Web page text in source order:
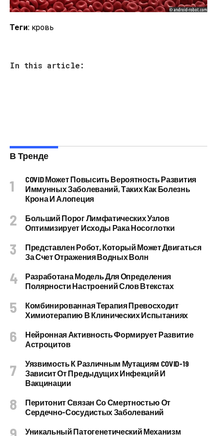
Теги: кровь
In this article:
В Тренде
COVID Может Повысить Вероятность Развития
Иммунных Заболеваний, Таких Как Болезнь
Крона И Алопеция
Больший Порог Лимфатических Узлов
Оптимизирует Исходы Рака Носоглотки
Представлен Робот, Который Может Двигаться
За Счет Отражения Водных Волн
Разработана Модель Для Определения
Полярности Настроений Слов Втекстах
Комбинированная Терапия Превосходит
Химиотерапию В Клинических Испытаниях
Нейронная Активность Формирует Развитие
Астроцитов
Уязвимость К Различным Мутациям COVID-19
Зависит От Предыдущих Инфекций И
Вакцинации
Перитонит Связан Со Смертностью От
Сердечно-Сосудистых Заболеваний
Уникальный Патогенетический Механизм